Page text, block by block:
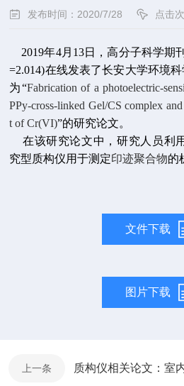
发布时间：2020/7/28 点击
2019年4月13日，高分子科学期
=2.014)在线发表了长安大学环境
为“Fabrication of a
PPy‑cross‑linked Gel/CS complex
t of Cr(VI)”的研究论文。
在该研究论文中，研究人员利
究型质构仪用于测定印迹聚合物的
文件下载
图片下载
上一条